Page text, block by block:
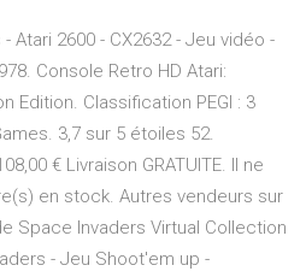
Atari 2600 - CX2632 - Jeu vidéo -
Console Retro HD Atari:
Edition. Classification PEGI : 3
3,7 sur 5 étoiles 52.
€ Livraison GRATUITE. Il ne
en stock. Autres vendeurs sur
Space Invaders Virtual Collection
- Jeu Shoot'em up -